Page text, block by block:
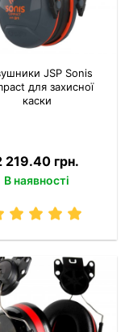
JSP Sonis
для захисної
каски
219.40 грн.
В наявності